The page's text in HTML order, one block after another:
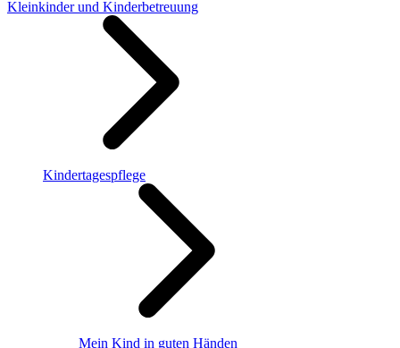
Kleinkinder und Kinderbetreuung
Kindertagespflege
Mein Kind in guten Händen